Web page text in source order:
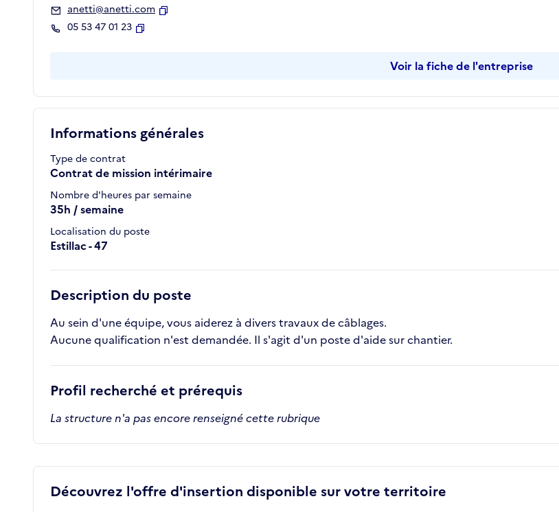
Informations générales
Type de contrat
Contrat de mission intérimaire
Nombre d'heures par semaine
35h / semaine
Localisation du poste
Estillac - 47
Description du poste
Au sein d'une équipe, vous aiderez à divers travaux de câblages.
Aucune qualification n'est demandée. Il s'agit d'un poste d'aide sur chantier.
Profil recherché et prérequis
La structure n'a pas encore renseigné cette rubrique
anetti@anetti.com
05 53 47 01 23
Voir la fiche de l'entreprise
Découvrez l'offre d'insertion disponible sur votre territoire